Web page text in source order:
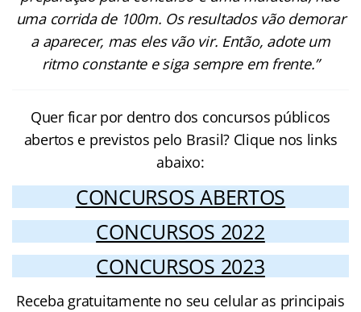
uma corrida de 100m. Os resultados vão demorar
a aparecer, mas eles vão vir. Então, adote um
ritmo constante e siga sempre em frente.”
Quer ficar por dentro dos concursos públicos
abertos e previstos pelo Brasil? Clique nos links
abaixo:
CONCURSOS ABERTOS
CONCURSOS 2022
CONCURSOS 2023
Receba gratuitamente no seu celular as principais